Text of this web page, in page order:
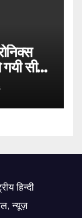
गयी सीज,
हिन्दी
न्यूज़